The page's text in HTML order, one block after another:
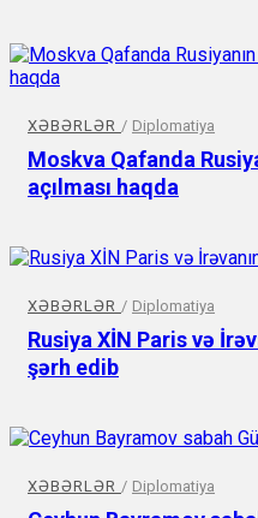
XƏBƏRLƏR / Diplomatiya
Moskva Qafanda
açılması haqda
XƏBƏRLƏR / Diplomatiya
Rusiya XİN Paris və
şərh edib
XƏBƏRLƏR / Diplomatiya